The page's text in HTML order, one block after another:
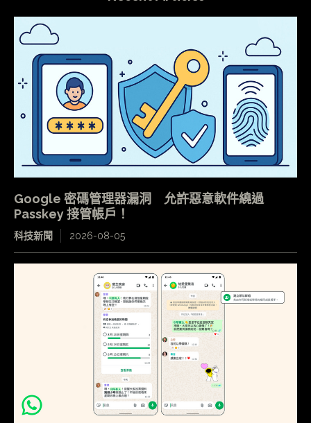
Google 密碼管理器漏洞 允許惡意軟件繞過
Passkey 接管帳戶！
科技新聞 2026-08-05